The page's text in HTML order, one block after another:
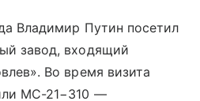
Владимир Путин посетил
завод, входящий
Во время визита
МС-21−310 —